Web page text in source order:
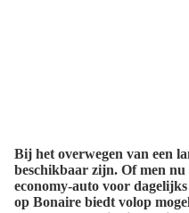
Bij het overwegen van een
beschikbaar zijn. Of men
economy-auto voor
op Bonaire biedt volop